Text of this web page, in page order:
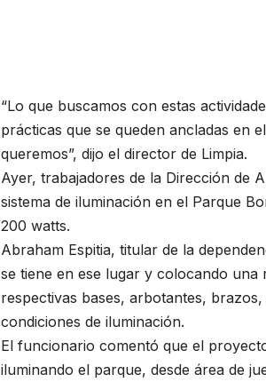
“Lo que buscamos con estas
prácticas que se queden ancladas en
queremos”, dijo el director de Limpia.
Ayer, trabajadores de la Dirección de
sistema de iluminación en el Parque
200 watts.
Abraham Espitia, titular de la
se tiene en ese lugar y colocando
respectivas bases, arbotantes,
condiciones de iluminación.
El funcionario comentó que el
iluminando el parque, desde área de